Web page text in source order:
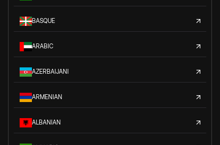
BASQUE
ARABIC
AZERBAIJANI
ARMENIAN
ALBANIAN